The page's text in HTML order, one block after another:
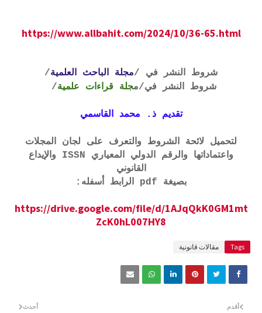
https://www.allbahit.com/2024/10/36-65.html
شروط النشر في /مجلة الباحث العلمية/
شروط النشر في/مجلة قراءات علمية/
تقديم ذ. محمد القاسمي
لتحميل لائحة الشروط والتعرف على لجان المجلات
واعتماداتها والرقم الدولي المعياري ISSN والإيداع
القانوني
بصيغة pdf الرابط أسفله:
https://drive.google.com/file/d/1AJqQkK0GM1mt
ZcK0hL007HY8
Tags مقالات قانونية
أحدث أقدم